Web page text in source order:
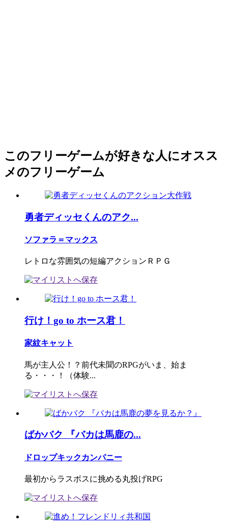
このフリーゲームが好きな人にオスス
メのフリーゲーム
勇者ディッセくんのアク...
ソファラ＝マックス
レトロな雰囲気の短編アクションＲＰＧ
行け！go to ホース君！
家紋キャット
馬が主人公！？前代未聞のRPGがいま、始ま
る・・・！（体験...
ばかバク 『バカは馬鹿の...
ドロップキックカンパニー
最初からラスボスに挑める丸投げRPG